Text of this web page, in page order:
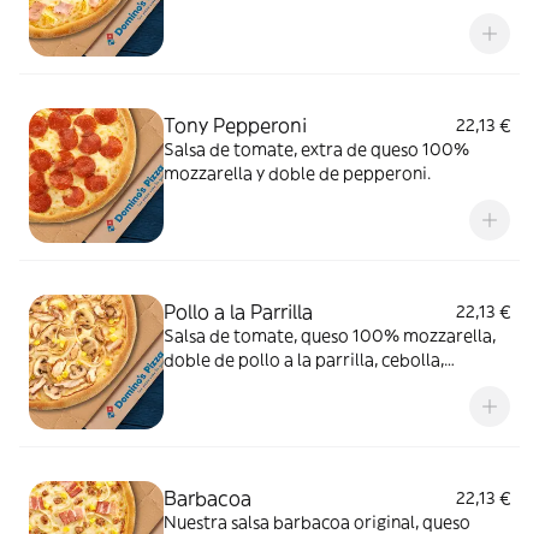
Tony Pepperoni
22,13 €
Salsa de tomate, extra de queso 100%
mozzarella y doble de pepperoni.
Pollo a la Parrilla
22,13 €
Salsa de tomate, queso 100% mozzarella,
doble de pollo a la parrilla, cebolla,
Barbacoa
22,13 €
Nuestra salsa barbacoa original, queso